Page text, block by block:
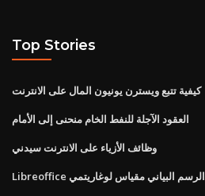
Top Stories
كيفية تتبع ويسترن يونيون المال على الانترنت
العقود الآجلة للنفط الخام منحنى إلى الأمام
وظائف الأزياء على الانترنت سيدني
Libreoffice الرسم البياني مقياس لوغاريتمي